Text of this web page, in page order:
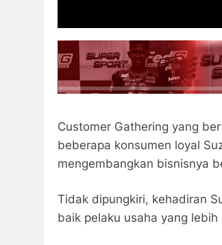
Customer Gathering yang
beberapa konsumen loyal
mengembangkan bisnisnya
Tidak dipungkiri, kehadiran
baik pelaku usaha yang